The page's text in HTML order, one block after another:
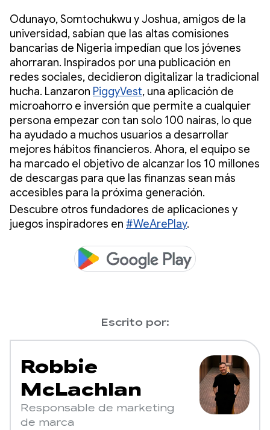
Odunayo, Somtochukwu y Joshua, amigos de la
universidad, sabían que las altas comisiones
bancarias de Nigeria impedían que los jóvenes
ahorraran. Inspirados por una publicación en
redes sociales, decidieron digitalizar la tradicional
hucha. Lanzaron PiggyVest, una aplicación de
microahorro e inversión que permite a cualquier
persona empezar con tan solo 100 nairas, lo que
ha ayudado a muchos usuarios a desarrollar
mejores hábitos financieros. Ahora, el equipo se
ha marcado el objetivo de alcanzar los 10 millones
de descargas para que las finanzas sean más
accesibles para la próxima generación.
Descubre otros fundadores de aplicaciones y
juegos inspiradores en #WeArePlay.
Escrito por:
Robbie
McLachlan
Responsable de marketing
de marca